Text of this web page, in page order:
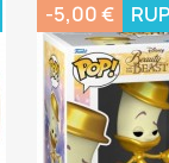
-5,00 €